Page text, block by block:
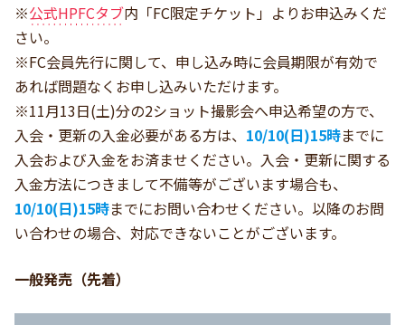
※公式HPFCタブ内「FC限定チケット」よりお申込みくだ
さい。
※FC会員先行に関して、申し込み時に会員期限が有効で
あれば問題なくお申し込みいただけます。
※11月13日(土)分の2ショット撮影会へ申込希望の方で、
入会・更新の入金必要がある方は、 10/10(日)15時までに
入会および入金をお済ませください。入会・更新に関する
入金方法につきまして不備等がございます場合も、
10/10(日)15時までにお問い合わせください。以降のお問
い合わせの場合、対応できないことがございます。
一般発売（先着）